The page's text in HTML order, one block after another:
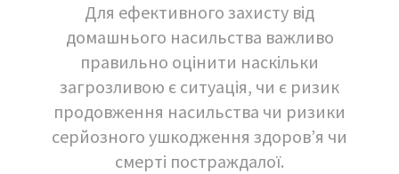
Для ефективного захисту від
домашнього насильства важливо
правильно оцінити наскільки
загрозливою є ситуація, чи є ризик
продовження насильства чи ризики
серйозного ушкодження здоров’я чи
смерті постраждалої.